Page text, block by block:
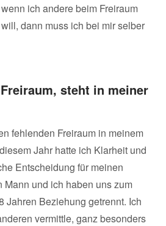
ich andere beim Freiraum
dann muss ich bei mir selber
steht in meiner
fehlenden Freiraum in meinem
Jahr hatte ich Klarheit und
Entscheidung für meinen
Mann und ich haben uns zum
Jahren Beziehung getrennt. Ich
vermittle, ganz besonders